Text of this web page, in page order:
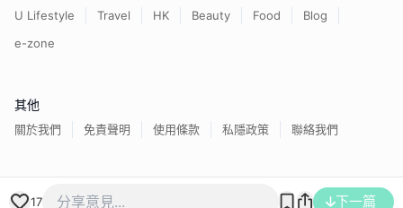
17 下一篇
U Lifestyle Travel HK Beauty Food
Blog
e-zone
其他
關於我們 免責聲明 使用條款 私隱政策 聯絡我們
香港經濟日報版權所有©